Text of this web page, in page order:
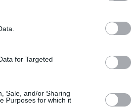
for Targeted
Sale, and/or Sharing
Purposes for which it
δεξιοί ψηφοφόροι δίνουν
πως η κυβέρνηση έχει δώσει
με απτά αποτελέσματα»,
επιστροφών.